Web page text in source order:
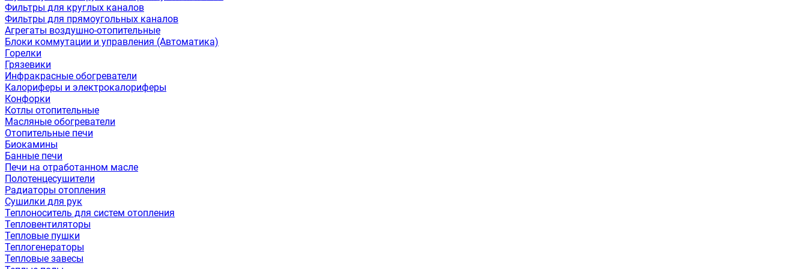
Фильтры для круглых каналов
Фильтры для прямоугольных каналов
Агрегаты воздушно-отопительные
Блоки коммутации и управления (Автоматика)
Горелки
Грязевики
Инфракрасные обогреватели
Калориферы и электрокалориферы
Конфорки
Котлы отопительные
Масляные обогреватели
Отопительные печи
Биокамины
Банные печи
Печи на отработанном масле
Полотенцесушители
Радиаторы отопления
Сушилки для рук
Теплоноситель для систем отопления
Тепловентиляторы
Тепловые пушки
Теплогенераторы
Тепловые завесы